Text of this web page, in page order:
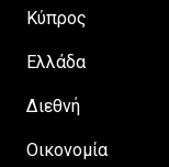
Κύπρος
Ελλάδα
Διεθνή
Οικονομία